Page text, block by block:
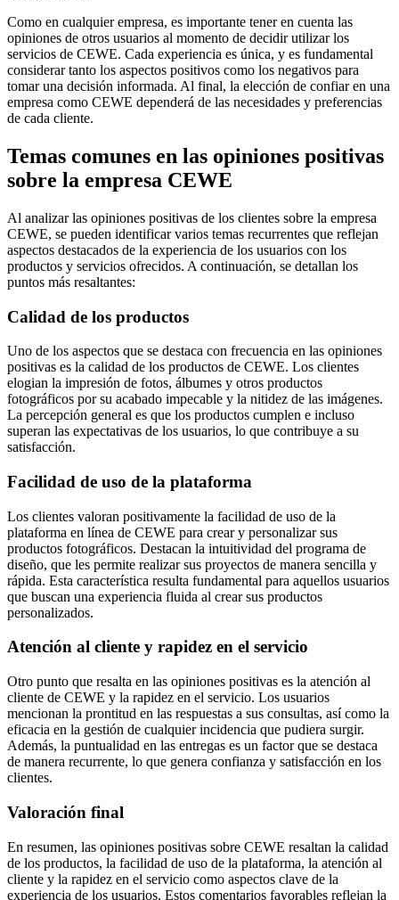
Como en cualquier empresa, es importante tener en cuenta las
opiniones de otros usuarios al momento de decidir utilizar los
servicios de CEWE. Cada experiencia es única, y es fundamental
considerar tanto los aspectos positivos como los negativos para
tomar una decisión informada. Al final, la elección de confiar en una
empresa como CEWE dependerá de las necesidades y preferencias
de cada cliente.
Temas comunes en las opiniones positivas
sobre la empresa CEWE
Al analizar las opiniones positivas de los clientes sobre la empresa
CEWE, se pueden identificar varios temas recurrentes que reflejan
aspectos destacados de la experiencia de los usuarios con los
productos y servicios ofrecidos. A continuación, se detallan los
puntos más resaltantes:
Calidad de los productos
Uno de los aspectos que se destaca con frecuencia en las opiniones
positivas es la calidad de los productos de CEWE. Los clientes
elogian la impresión de fotos, álbumes y otros productos
fotográficos por su acabado impecable y la nitidez de las imágenes.
La percepción general es que los productos cumplen e incluso
superan las expectativas de los usuarios, lo que contribuye a su
satisfacción.
Facilidad de uso de la plataforma
Los clientes valoran positivamente la facilidad de uso de la
plataforma en línea de CEWE para crear y personalizar sus
productos fotográficos. Destacan la intuitividad del programa de
diseño, que les permite realizar sus proyectos de manera sencilla y
rápida. Esta característica resulta fundamental para aquellos usuarios
que buscan una experiencia fluida al crear sus productos
personalizados.
Atención al cliente y rapidez en el servicio
Otro punto que resalta en las opiniones positivas es la atención al
cliente de CEWE y la rapidez en el servicio. Los usuarios
mencionan la prontitud en las respuestas a sus consultas, así como la
eficacia en la gestión de cualquier incidencia que pudiera surgir.
Además, la puntualidad en las entregas es un factor que se destaca
de manera recurrente, lo que genera confianza y satisfacción en los
clientes.
Valoración final
En resumen, las opiniones positivas sobre CEWE resaltan la calidad
de los productos, la facilidad de uso de la plataforma, la atención al
cliente y la rapidez en el servicio como aspectos clave de la
experiencia de los usuarios. Estos comentarios favorables reflejan la